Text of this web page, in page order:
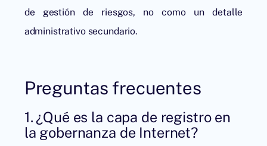
de gestión de riesgos, no como un detalle
administrativo secundario.
Preguntas frecuentes
1. ¿Qué es la capa de registro en
la gobernanza de Internet?